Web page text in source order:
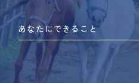
あなたにできること